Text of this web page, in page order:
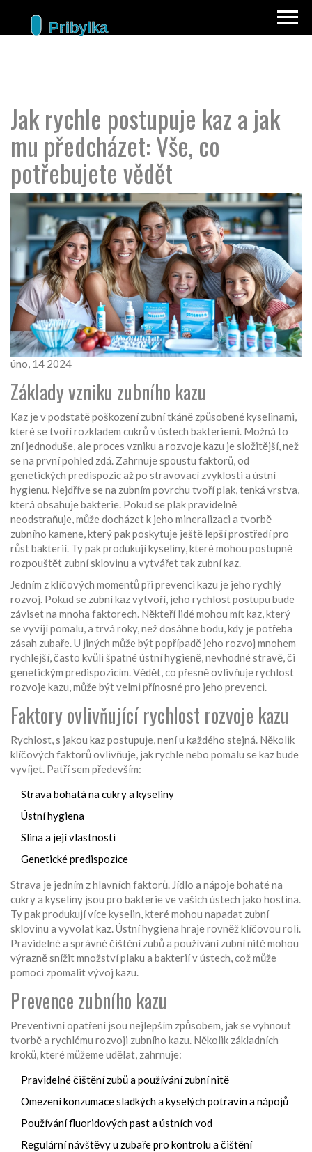
Jak rychle postupuje kaz a jak
mu předcházet: Vše, co
potřebujete vědět
úno, 14 2024
Základy vzniku zubního kazu
Kaz je v podstatě poškození zubní tkáně způsobené kyselinami,
které se tvoří rozkladem cukrů v ústech bakteriemi. Možná to
zní jednoduše, ale proces vzniku a rozvoje kazu je složitější, než
se na první pohled zdá. Zahrnuje spoustu faktorů, od
genetických predispozic až po stravovací zvyklosti a ústní
hygienu. Nejdříve se na zubním povrchu tvoří plak, tenká vrstva,
která obsahuje bakterie. Pokud se plak pravidelně
neodstraňuje, může docházet k jeho mineralizaci a tvorbě
zubního kamene, který pak poskytuje ještě lepší prostředí pro
růst bakterií. Ty pak produkují kyseliny, které mohou postupně
rozpouštět zubní sklovinu a vytvářet tak zubní kaz.
Jedním z klíčových momentů při prevenci kazu je jeho rychlý
rozvoj. Pokud se zubní kaz vytvoří, jeho rychlost postupu bude
záviset na mnoha faktorech. Někteří lidé mohou mít kaz, který
se vyvíjí pomalu, a trvá roky, než dosáhne bodu, kdy je potřeba
zásah zubaře. U jiných může být popřípadě jeho rozvoj mnohem
rychlejší, často kvůli špatné ústní hygieně, nevhodné stravě, či
genetickým predispozicím. Vědět, co přesně ovlivňuje rychlost
rozvoje kazu, může být velmi přínosné pro jeho prevenci.
Faktory ovlivňující rychlost rozvoje kazu
Rychlost, s jakou kaz postupuje, není u každého stejná. Několik
klíčových faktorů ovlivňuje, jak rychle nebo pomalu se kaz bude
vyvíjet. Patří sem především:
Strava bohatá na cukry a kyseliny
Ústní hygiena
Slina a její vlastnosti
Genetické predispozice
Strava je jedním z hlavních faktorů. Jídlo a nápoje bohaté na
cukry a kyseliny jsou pro bakterie ve vašich ústech jako hostina.
Ty pak produkují více kyselin, které mohou napadat zubní
sklovinu a vyvolat kaz. Ústní hygiena hraje rovněž klíčovou roli.
Pravidelné a správné čištění zubů a používání zubní nitě mohou
výrazně snížit množství plaku a bakterií v ústech, což může
pomoci zpomalit vývoj kazu.
Prevence zubního kazu
Preventivní opatření jsou nejlepším způsobem, jak se vyhnout
tvorbě a rychlému rozvoji zubního kazu. Několik základních
kroků, které můžeme udělat, zahrnuje:
Pravidelné čištění zubů a používání zubní nitě
Omezení konzumace sladkých a kyselých potravin a nápojů
Používání fluoridových past a ústních vod
Regulární návštěvy u zubaře pro kontrolu a čištění